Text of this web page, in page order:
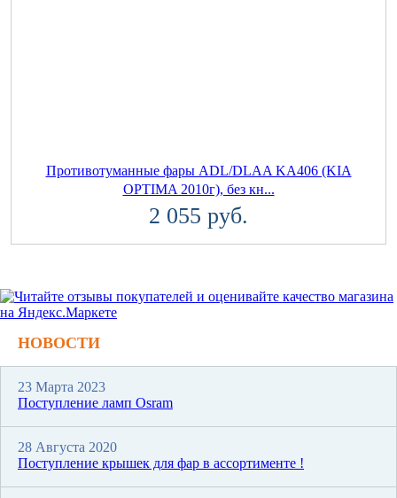
Противотуманные фары ADL/DLAA KA406 (KIA
OPTIMA 2010г), без кн...
2 055 руб.
НОВОСТИ
23 Марта 2023
Поступление ламп Osram
28 Августа 2020
Поступление крышек для фар в ассортименте !